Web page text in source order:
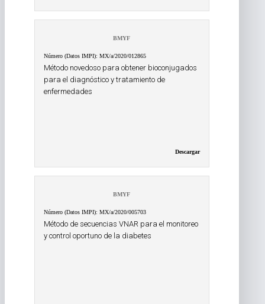
BMYF
Número (Datos IMPI): MX/a/2020/012865
Método novedoso para obtener bioconjugados
para el diagnóstico y tratamiento de
enfermedades
Descargar
BMYF
Número (Datos IMPI): MX/a/2020/005703
Método de secuencias VNAR para el monitoreo
y control oportuno de la diabetes